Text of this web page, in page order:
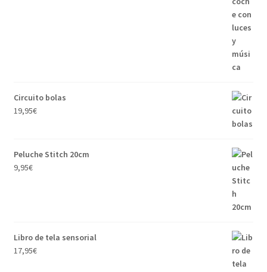
Circuito bolas
19,95€
Peluche Stitch 20cm
9,95€
Libro de tela sensorial
17,95€